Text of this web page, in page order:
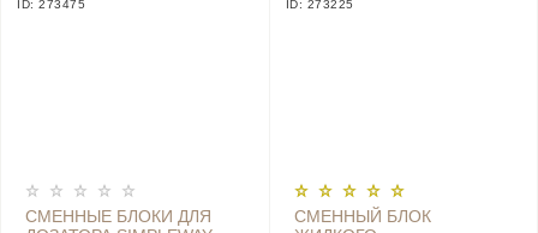
ID: 273475
СМЕННЫЕ БЛОКИ ДЛЯ
ID: 273225
СМЕННЫЙ БЛОК